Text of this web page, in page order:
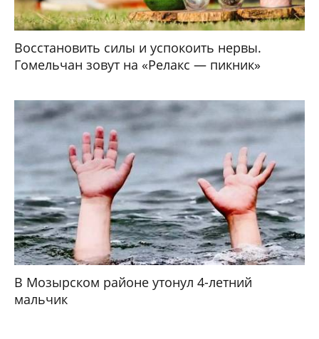
Восстановить силы и успокоить нервы.
Гомельчан зовут на «Релакс — пикник»
В Мозырском районе утонул 4-летний
мальчик